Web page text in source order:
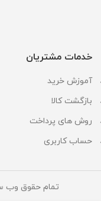
خدمات مشتریان
آموزش خرید
بازگشت کالا
روش های پرداخت
حساب کاربری
تمام حقوق وب